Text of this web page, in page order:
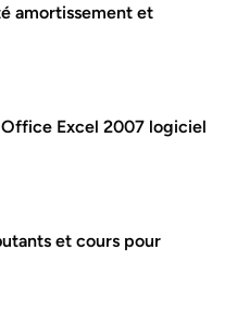
amortissement et
Excel 2007 logiciel
et cours pour